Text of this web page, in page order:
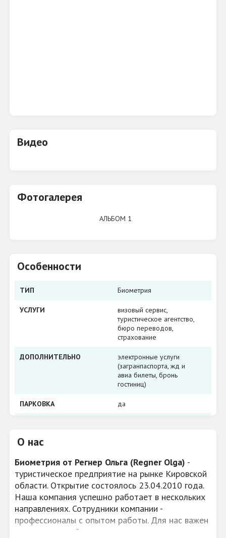
О нас
Биометрия от Регнер Ольга (Regner Olga) -
туристическое предприятие на рынке Кировской
области. Открытие состоялось 23.04.2010 года.
Наша компания успешно работает в нескольких
направлениях. Сотрудники компании -
профессионалы с опытом работы. Для нас важен
индивидуальный подход.
Особенности
ТИП Биометрия
УСЛУГИ
визовый сервис,
туристическое агентство,
бюро переводов,
страхование
ДОПОЛНИТЕЛЬНО
электронные услуги
(загранпаспорта, жд и
авиа билеты, бронь
гостиниц)
ПАРКОВКА да
Фотогалерея
АЛЬБОМ 1
Видео